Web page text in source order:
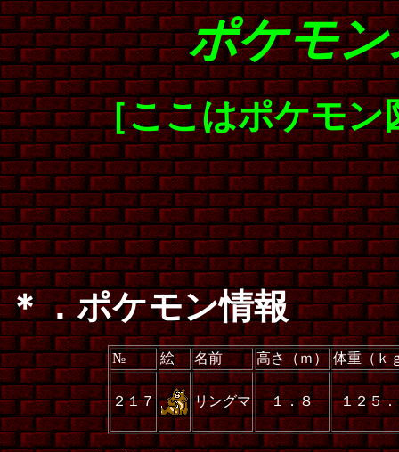
ポケモ
［ここはポケモン
＊．ポケモン情報
№ 絵 名前 高さ（ｍ） 体重（ｋ
２１７ リングマ １．８ １２５